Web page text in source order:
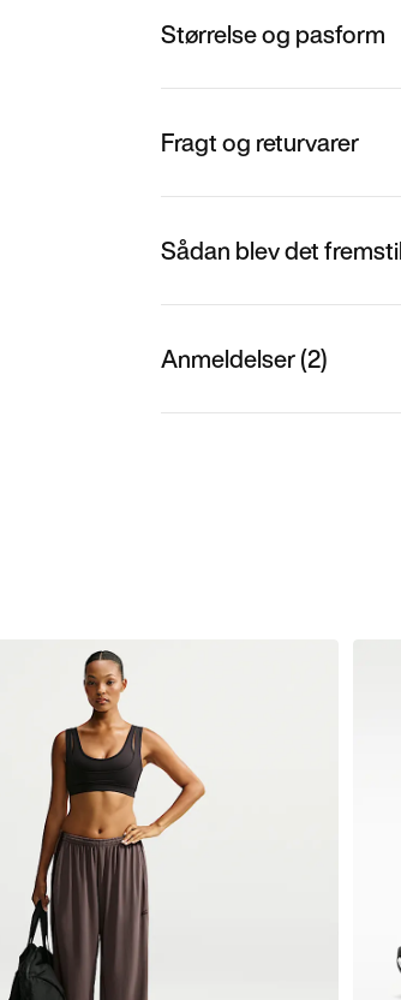
Størrelse og pasform
Fragt og returvarer
Sådan blev det
Anmeldelser (2)